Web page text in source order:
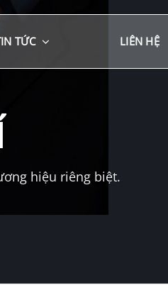
TỨC LIÊN HỆ
hiệu riêng biệt.